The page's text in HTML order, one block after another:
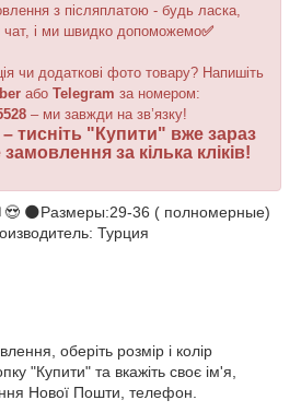
з післяплатою - будь ласка,
чат, і ми швидко допоможемо✅
чи додаткові фото товару? Напишіть
або Telegram за номером:
– ми завжди на зв’язку!
тисніть " Купити" вже зараз
за кілька кліків!
🌑Размеры:29-36 ( полномерные)
Турция
оберіть розмір і колір
"Купити" та вкажіть своє ім'я,
Нової Пошти, телефон.